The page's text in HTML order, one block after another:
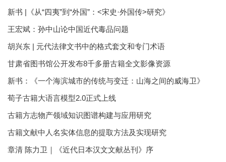
新书 |《从“四夷”到“外国”：<宋史·外国传>研究》
王宏斌：孙中山论中国近代毒品问题
胡兴东 | 元代法律文书中的格式套文和专门术语
甘肃省图书馆公开发布8千多册古籍全文影像资源
新书：《一个海滨城市的传统与变迁：山海之间的威海卫》
荀子古籍大语言模型2.0正式上线
古籍方志物产领域知识图谱构建与应用研究
古籍文献中人名实体信息的提取方法及实现研究
章清 陈力卫｜《近代日本汉文文献丛刊》序